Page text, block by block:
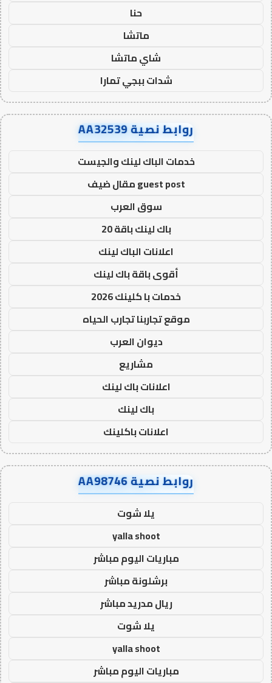
حنا
ماتشا
شاي ماتشا
شدات ببجي تمارا
روابط نصية AA32539
خدمات الباك لينك والجيست
guest post مقال ضيف
سوق العرب
باك لينك باقة 20
اعلانات الباك لينك
أقوى باقة باك لينك
خدمات با كلينك 2026
موقع تجاربنا تجارب الحياه
ديوان العرب
مشاريع
اعلانات باك لينك
باك لينك
اعلانات باكلينك
روابط نصية AA98746
يلا شوت
yalla shoot
مباريات اليوم مباشر
برشلونة مباشر
ريال مدريد مباشر
يلا شوت
yalla shoot
مباريات اليوم مباشر